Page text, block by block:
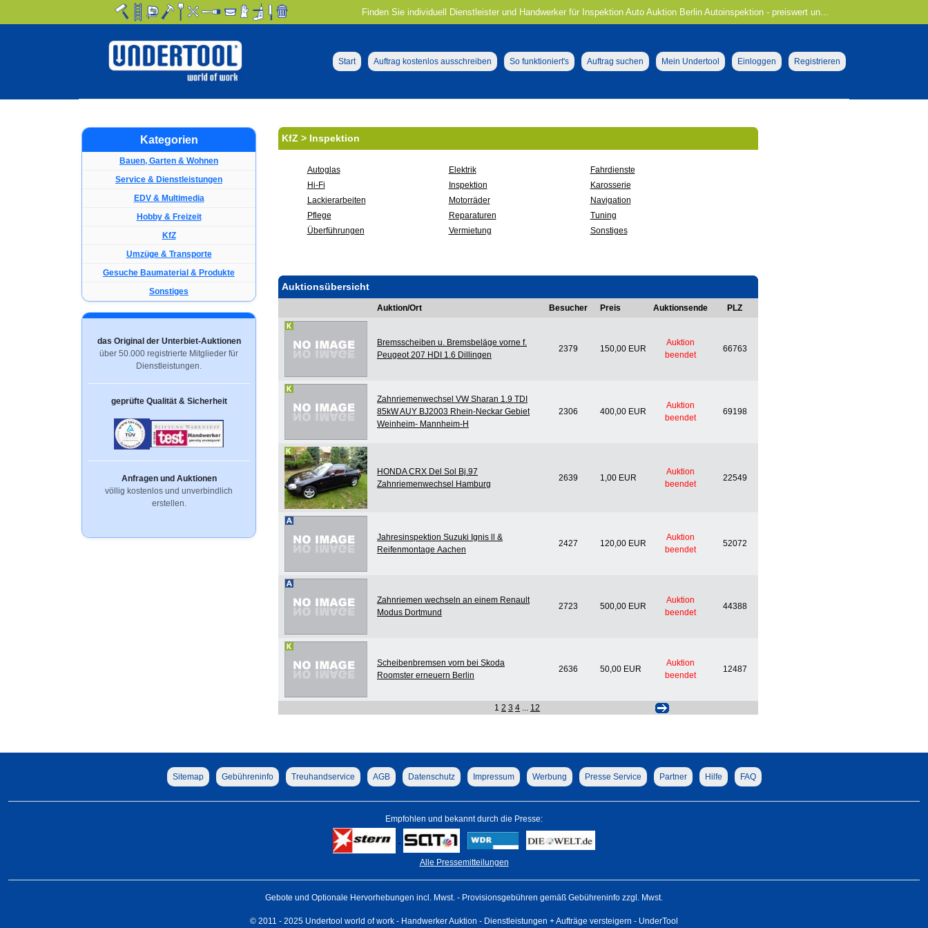
Finden Sie individuell Dienstleister und Handwerker für Inspektion Auto Auktion Berlin Autoinspektion - preiswert un...
Start Auftrag kostenlos ausschreiben So funktioniert's Auftrag suchen Mein Undertool Einloggen Registrieren
Kategorien
Bauen, Garten & Wohnen
Service & Dienstleistungen
EDV & Multimedia
Hobby & Freizeit
KfZ
Umzüge & Transporte
Gesuche Baumaterial & Produkte
Sonstiges
das Original der Unterbiet-Auktionen
über 50.000 registrierte Mitglieder für
Dienstleistungen.
geprüfte Qualität & Sicherheit
Anfragen und Auktionen
völlig kostenlos und unverbindlich
erstellen.
KfZ > Inspektion
Autoglas Elektrik
Fahrdienste
Hi-Fi
Inspektion
Karosserie
Lackierarbeiten
Motorräder
Navigation
Pflege
Reparaturen
Tuning
Überführungen
Vermietung Sonstiges
Auktionsübersicht
Auktion/Ort Besucher Preis Auktionsende PLZ
Bremsscheiben u. Bremsbeläge vorne f.
Peugeot 207 HDI 1.6 Dillingen
2379 150,00 EUR
Auktion
beendet
66763
Zahnriemenwechsel VW Sharan 1.9 TDI
85kW AUY BJ2003 Rhein-Neckar Gebiet
Weinheim- Mannheim-H
2306 400,00 EUR
Auktion
beendet
69198
HONDA CRX Del Sol Bj.97
Zahnriemenwechsel Hamburg
2639 1,00 EUR
Auktion
beendet
22549
Jahresinspektion Suzuki Ignis ll &
Reifenmontage Aachen
2427 120,00 EUR
Auktion
beendet
52072
Zahnriemen wechseln an einem Renault
Modus Dortmund
2723 500,00 EUR
Auktion
beendet
44388
Scheibenbremsen vorn bei Skoda
Roomster erneuern Berlin
2636 50,00 EUR
Auktion
beendet
12487
1 2 3 4 12
Sitemap Gebühreninfo Treuhandservice AGB Datenschutz Impressum Werbung Presse Service Partner Hilfe FAQ
Empfohlen und bekannt durch die Presse:
Alle Pressemitteilungen
Gebote und Optionale Hervorhebungen incl. Mwst. - Provisionsgebühren gemäß Gebühreninfo zzgl. Mwst.
© 2011 - 2025 Undertool world of work - Handwerker Auktion - Dienstleistungen + Aufträge versteigern - UnderTool